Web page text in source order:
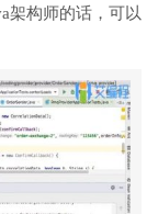
架构师的话，可以